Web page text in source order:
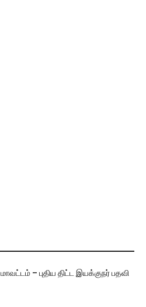
– புதிய திட்ட இயக்குநர் பதவி